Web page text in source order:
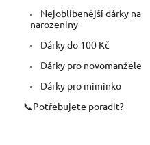
Nejoblíbenější dárky na
narozeniny
Dárky do 100 Kč
Dárky pro novomanžele
Dárky pro miminko
📞Potřebujete poradit?